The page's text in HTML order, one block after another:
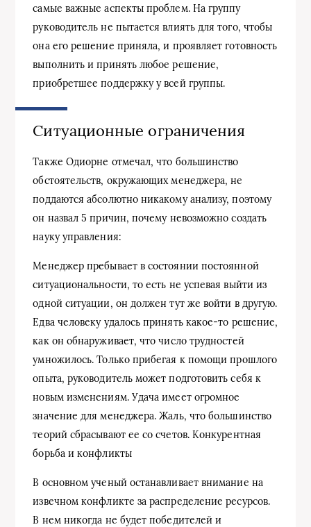
самые важные аспекты проблем. На группу
руководитель не пытается влиять для того, чтобы
она его решение приняла, и проявляет готовность
выполнить и принять любое решение,
приобретшее поддержку у всей группы.
Ситуационные ограничения
Также Одиорне отмечал, что большинство
обстоятельств, окружающих менеджера, не
поддаются абсолютно никакому анализу, поэтому
он назвал 5 причин, почему невозможно создать
науку управления:
Менеджер пребывает в состоянии постоянной
ситуациональности, то есть не успевая выйти из
одной ситуации, он должен тут же войти в другую.
Едва человеку удалось принять какое-то решение,
как он обнаруживает, что число трудностей
умножилось. Только прибегая к помощи прошлого
опыта, руководитель может подготовить себя к
новым изменениям. Удача имеет огромное
значение для менеджера. Жаль, что большинство
теорий сбрасывают ее со счетов. Конкурентная
борьба и конфликты
В основном ученый останавливает внимание на
извечном конфликте за распределение ресурсов.
В нем никогда не будет победителей и